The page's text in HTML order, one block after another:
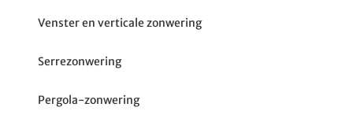
Venster en verticale zonwering
Serrezonwering
Pergola-zonwering